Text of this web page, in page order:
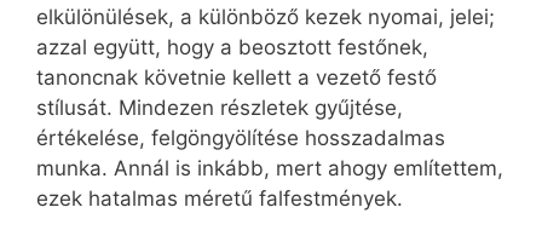
elkülönülések, a különböző kezek nyomai, jelei;
azzal együtt, hogy a beosztott festőnek,
tanoncnak követnie kellett a vezető festő
stílusát. Mindezen részletek gyűjtése,
értékelése, felgöngyölítése hosszadalmas
munka. Annál is inkább, mert ahogy említettem,
ezek hatalmas méretű falfestmények.